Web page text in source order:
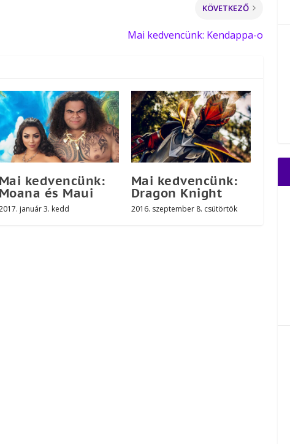
KÖVETKEZŐ
Mai kedvencünk: Kendappa-o
Mai kedvencünk:
Moana és Maui
január 3. kedd
Mai kedvencünk:
Dragon Knight
2016. szeptember 8. csütörtök